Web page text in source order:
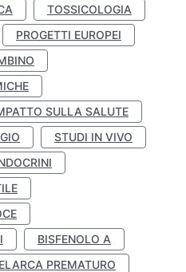
TOSSICOLOGIA
PROGETTI EUROPEI
SULLA SALUTE
STUDI IN VIVO
BISFENOLO A
PREMATURO